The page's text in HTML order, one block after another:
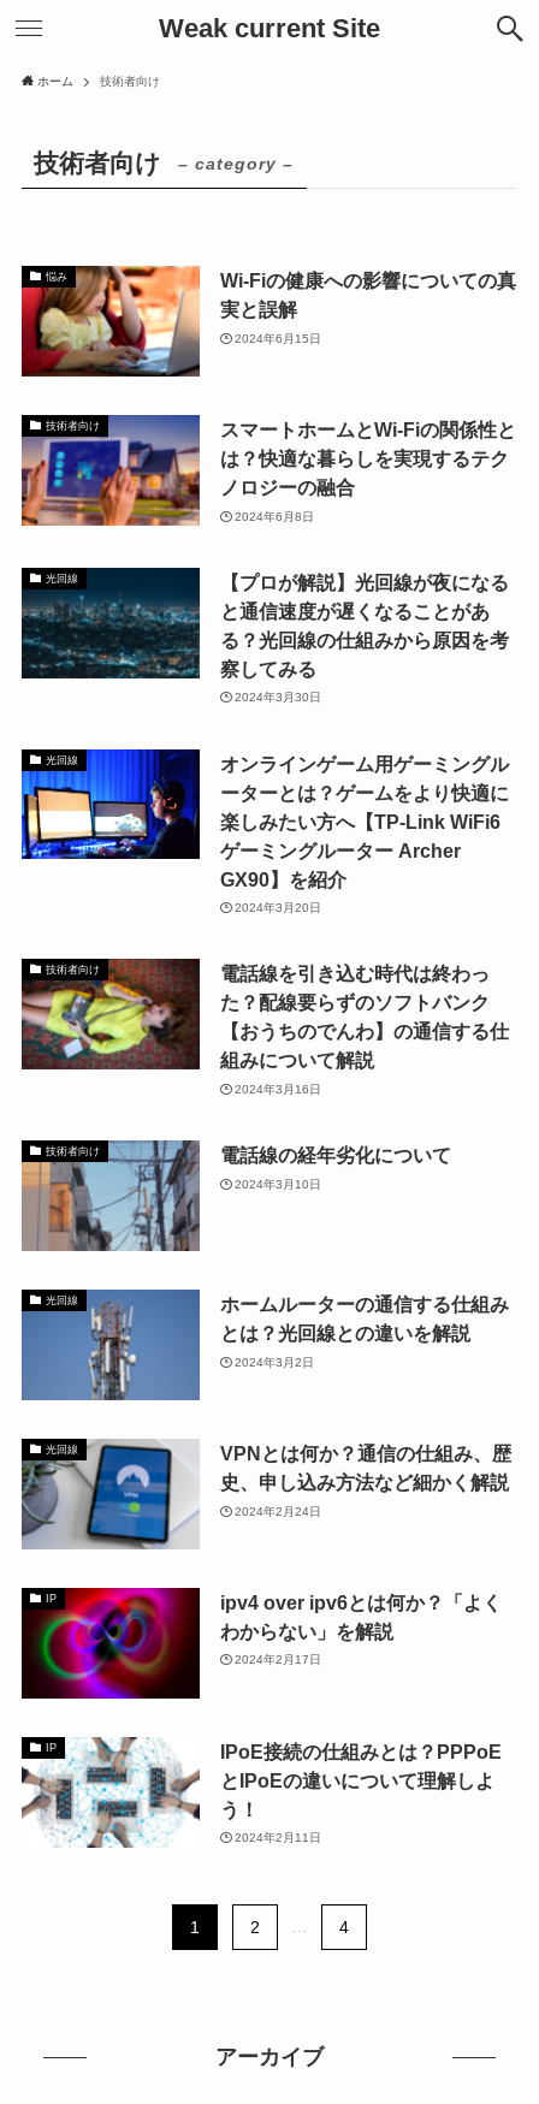
Weak current Site
ホーム 技術者向け
技術者向け – category –
悩み
Wi-Fiの健康への影響についての真
実と誤解
2024年6月15日
技術者向け
スマートホームとWi-Fiの関係性と
は？快適な暮らしを実現するテク
ノロジーの融合
2024年6月8日
光回線
【プロが解説】光回線が夜になる
と通信速度が遅くなることがあ
る？光回線の仕組みから原因を考
察してみる
2024年3月30日
光回線
オンラインゲーム用ゲーミングル
ーターとは？ゲームをより快適に
楽しみたい方へ【TP-Link WiFi6
ゲーミングルーター Archer
GX90】を紹介
2024年3月20日
技術者向け
電話線を引き込む時代は終わっ
た？配線要らずのソフトバンク
【おうちのでんわ】の通信する仕
組みについて解説
2024年3月16日
技術者向け 電話線の経年劣化について
2024年3月10日
光回線
ホームルーターの通信する仕組み
とは？光回線との違いを解説
2024年3月2日
光回線
VPNとは何か？通信の仕組み、歴
史、申し込み方法など細かく解説
2024年2月24日
IP
ipv4 over ipv6とは何か？「よく
わからない」を解説
2024年2月17日
IP
IPoE接続の仕組みとは？PPPoE
とIPoEの違いについて理解しよ
う！
2024年2月11日
1 2 ... 4
アーカイブ